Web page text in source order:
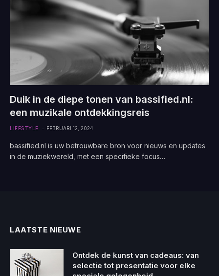
Duik in de diepe tonen van bassified.nl:
een muzikale ontdekkingsreis
LIFESTYLE FEBRUARI 12, 2024
bassified.nl is uw betrouwbare bron voor nieuws en updates
in de muziekwereld, met een specifieke focus…
LAATSTE NIEUWE
Ontdek de kunst van cadeaus: van
selectie tot presentatie voor elke